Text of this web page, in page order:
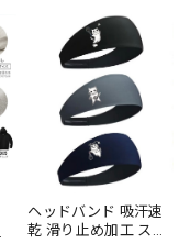
ヘッドバンド 吸汗速
乾 滑り止め加工 スポ